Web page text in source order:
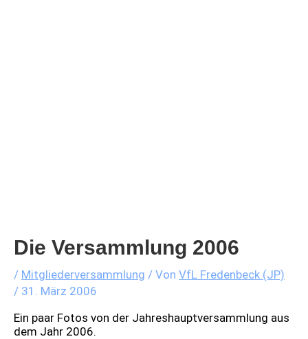
Die Versammlung 2006
/ Mitgliederversammlung / Von VfL Fredenbeck (JP)
/ 31. März 2006
Ein paar Fotos von der Jahreshauptversammlung aus
dem Jahr 2006.